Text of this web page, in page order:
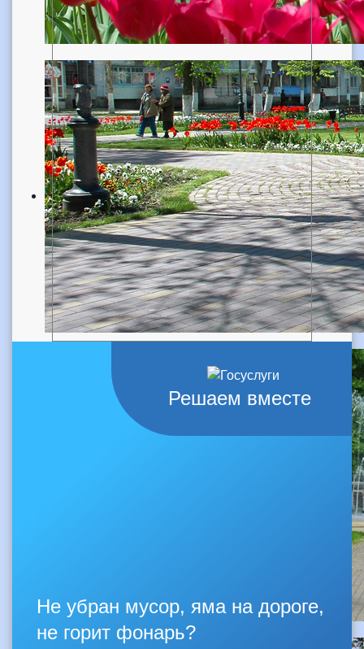
Решаем вместе
Не убран мусор, яма на дороге,
не горит фонарь?